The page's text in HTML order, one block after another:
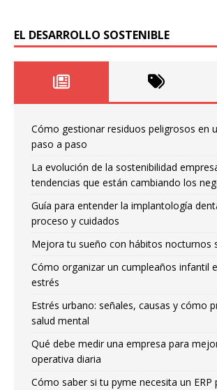
EL DESARROLLO SOSTENIBLE
Cómo gestionar residuos peligrosos en
paso a paso
La evolución de la sostenibilidad
tendencias que están cambiando los
Guía para entender la implantología
proceso y cuidados
Mejora tu sueño con hábitos nocturnos
Cómo organizar un cumpleaños infantil
estrés
Estrés urbano: señales, causas y cómo
salud mental
Qué debe medir una empresa para
operativa diaria
Cómo saber si tu pyme necesita un ERP